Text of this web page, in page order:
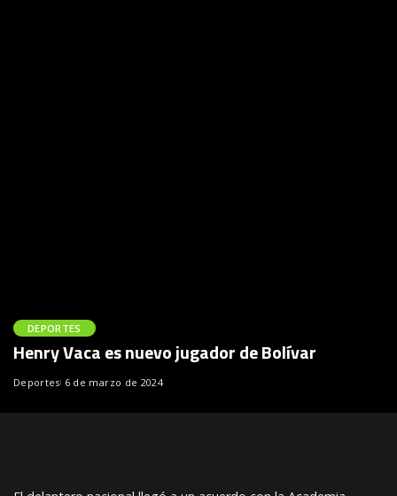
DEPORTES
Henry Vaca es nuevo jugador de Bolívar
Deportes 6 de marzo de 2024